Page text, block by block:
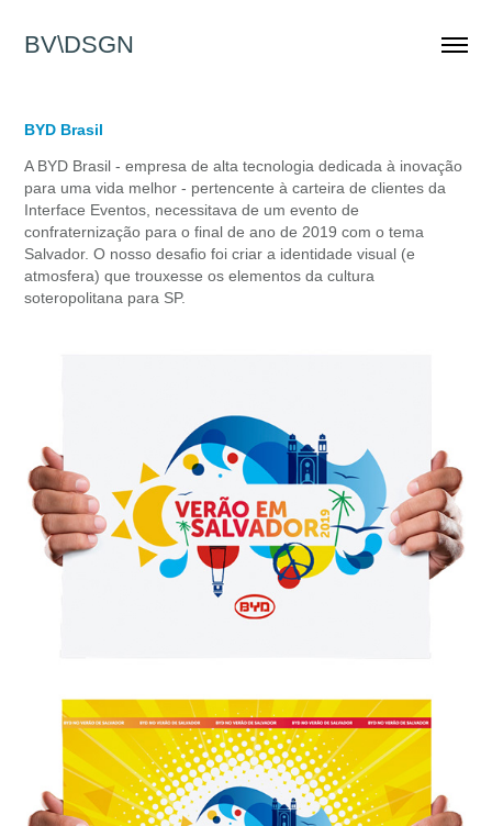
BV\DSGN
BYD Brasil
A BYD Brasil - empresa de alta tecnologia dedicada à inovação
para uma vida melhor - pertencente à carteira de clientes da
Interface Eventos, necessitava de um evento de
confraternização para o final de ano de 2019 com o tema
Salvador. O nosso desafio foi criar a identidade visual (e
atmosfera) que trouxesse os elementos da cultura
soteropolitana para SP.